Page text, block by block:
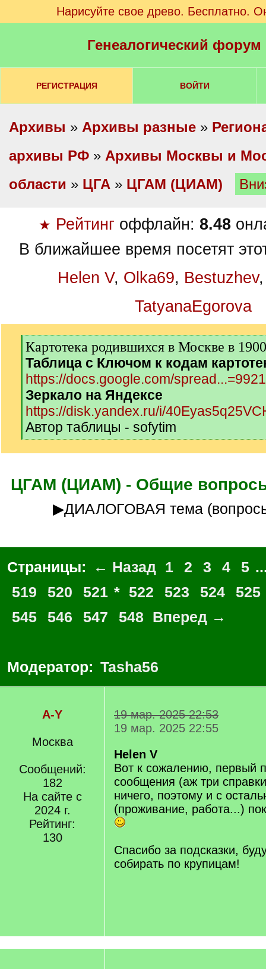
Нарисуйте свое древо. Бесплатно.
Генеалогический
РЕГИСТРАЦИЯ ВОЙТИ
Архивы » Архивы разные »
архивы РФ » Архивы Москвы и
области » ЦГА » ЦГАМ (ЦИАМ)
★ Рейтинг оффлайн: 8.48
В ближайшее время посетят
Helen V, Olka69, Bestuzhev
TatyanaEgorova
[
q
Картотека родившихся в Москве в
Таблица с Ключом к кодам
https://docs.google.com/
Зеркало на Яндексе
https://disk.yandex.ru/i/
Автор таблицы - sofytim
[
/
ЦГАМ (ЦИАМ) - Общие
▶ДИАЛОГОВАЯ тема
Страницы: ← Назад 1 2 3 4 5
519
520 521 * 522 523 524 525
545
546 547 548 Вперед →
Модератор: Tasha56
A-Y
Москва
Сообщений:
182
На сайте с
2024 г.
Рейтинг:
130
19 мар. 2025 22:53
19 мар. 2025 22:55
Helen V
Вот к сожалению, первый
сообщения (аж три
ничего, поэтому и с
(проживание, работа...)
Спасибо за подсказки,
собирать по крупицам!